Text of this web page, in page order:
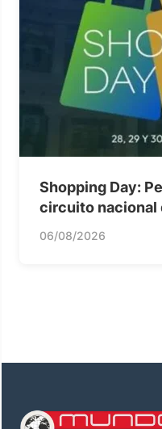
Shopping Day:
circuito nacional
06/08/2026